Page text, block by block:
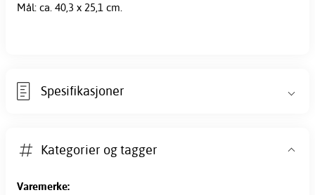
Mål: ca. 40,3 x 25,1 cm.
Spesifikasjoner
Kategorier og tagger
Varemerke: